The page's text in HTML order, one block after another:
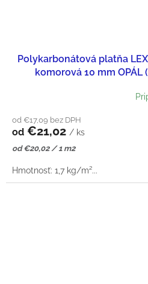
Polykarbonátová platňa
komorová 10 mm OPÁL
od €17,09 bez DPH
od €21,02 / ks
Jednotková
od €20,02 / 1 m2
Hmotnosť: 1,7 kg/m²...